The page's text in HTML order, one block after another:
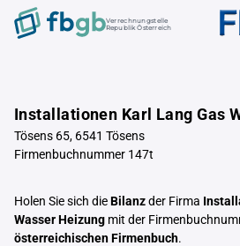
Verrechnungstelle
Republik Österreich
Installationen Karl Lang Gas
Tösens 65, 6541 Tösens
Firmenbuchnummer 147t
Holen Sie sich dieBilanzder Firma
Wasser Heizung mit der
österreichischen Firmenbuch.